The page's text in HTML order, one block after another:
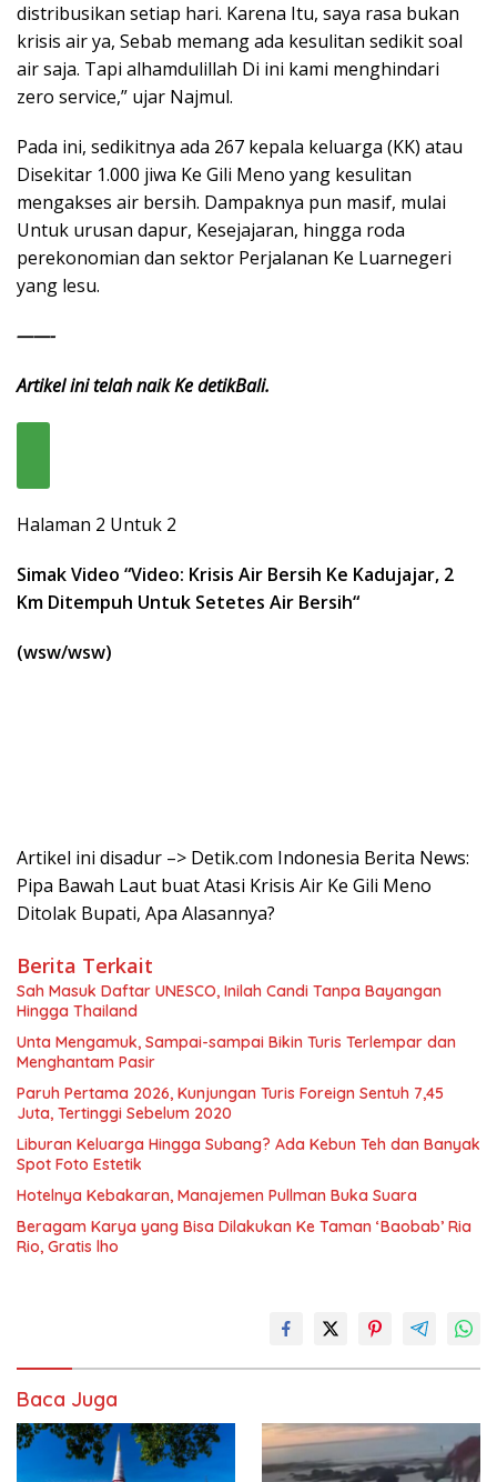
distribusikan setiap hari. Karena Itu, saya rasa bukan
krisis air ya, Sebab memang ada kesulitan sedikit soal
air saja. Tapi alhamdulillah Di ini kami menghindari
zero service,” ujar Najmul.
Pada ini, sedikitnya ada 267 kepala keluarga (KK) atau
Disekitar 1.000 jiwa Ke Gili Meno yang kesulitan
mengakses air bersih. Dampaknya pun masif, mulai
Untuk urusan dapur, Kesejajaran, hingga roda
perekonomian dan sektor Perjalanan Ke Luarnegeri
yang lesu.
——-
Artikel ini telah naik Ke detikBali.
Halaman 2 Untuk 2
Simak Video “Video: Krisis Air Bersih Ke Kadujajar, 2
Km Ditempuh Untuk Setetes Air Bersih“
(wsw/wsw)
Artikel ini disadur –> Detik.com Indonesia Berita News:
Pipa Bawah Laut buat Atasi Krisis Air Ke Gili Meno
Ditolak Bupati, Apa Alasannya?
Berita Terkait
Sah Masuk Daftar UNESCO, Inilah Candi Tanpa Bayangan
Hingga Thailand
Unta Mengamuk, Sampai-sampai Bikin Turis Terlempar dan
Menghantam Pasir
Paruh Pertama 2026, Kunjungan Turis Foreign Sentuh 7,45
Juta, Tertinggi Sebelum 2020
Liburan Keluarga Hingga Subang? Ada Kebun Teh dan Banyak
Spot Foto Estetik
Hotelnya Kebakaran, Manajemen Pullman Buka Suara
Beragam Karya yang Bisa Dilakukan Ke Taman ‘Baobab’ Ria
Rio, Gratis lho
Baca Juga